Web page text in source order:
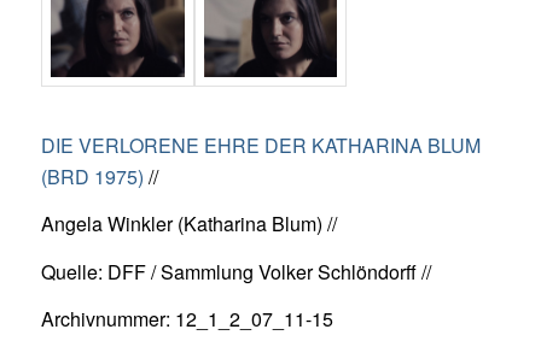
DIE VERLORENE EHRE DER KATHARINA BLUM
(BRD 1975) //
Angela Winkler (Katharina Blum) //
Quelle: DFF / Sammlung Volker Schlöndorff //
Archivnummer: 12_1_2_07_11-15